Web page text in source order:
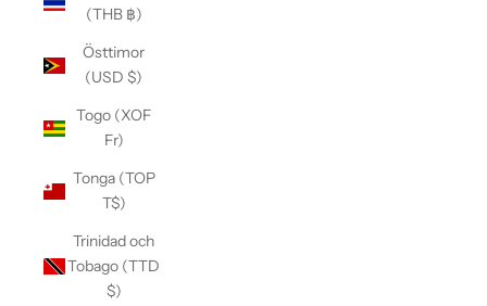
(THB ฿)
Östtimor
(USD $)
Togo (XOF
Fr)
Tonga (TOP
T$)
Trinidad och
Tobago (TTD
$)